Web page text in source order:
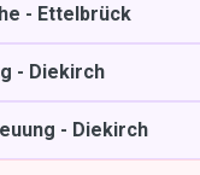
- Ettelbrück
- Diekirch
- Diekirch